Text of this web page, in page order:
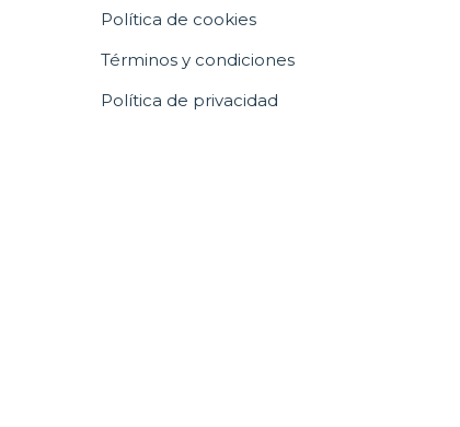
Política de cookies
Términos y condiciones
Política de privacidad